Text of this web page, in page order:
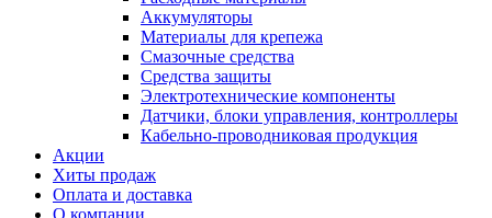
Аккумуляторы
Материалы для крепежа
Смазочные средства
Средства защиты
Электротехнические компоненты
Датчики, блоки управления, контроллеры
Кабельно-проводниковая продукция
Акции
Хиты продаж
Оплата и доставка
О компании